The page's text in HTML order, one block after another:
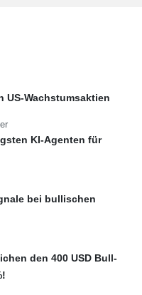
US-Wachstumsaktien
KI-Agenten für
bei bullischen
den 400 USD Bull-